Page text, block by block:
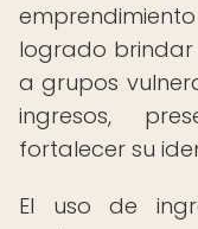
logrado
a grupos
ingresos,
fortalecer su
El uso de